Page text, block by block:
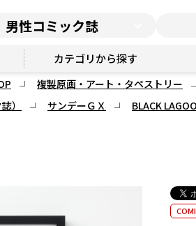
男性コミック誌
カテゴリから探す
複製原画・アート・タペストリー
）
サンデーＧＸ BLACK